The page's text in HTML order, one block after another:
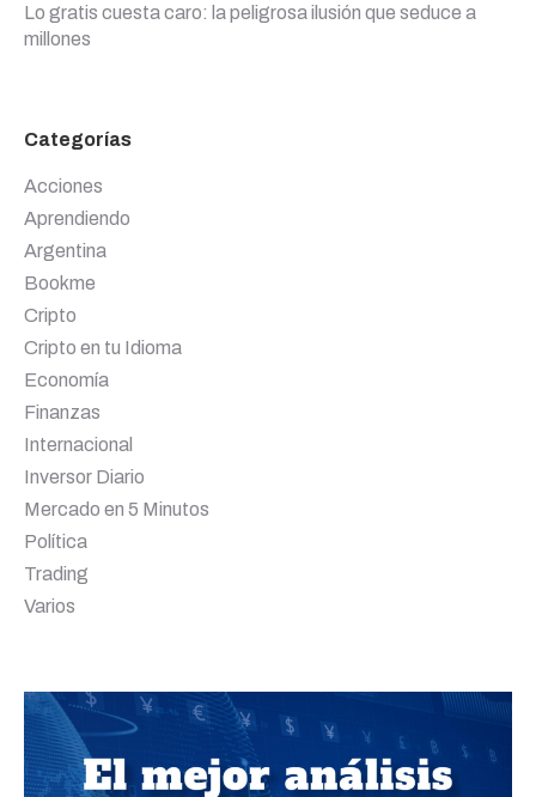
Lo gratis cuesta caro: la peligrosa ilusión que seduce a
millones
Categorías
Acciones
Aprendiendo
Argentina
Bookme
Cripto
Cripto en tu Idioma
Economía
Finanzas
Internacional
Inversor Diario
Mercado en 5 Minutos
Política
Trading
Varios